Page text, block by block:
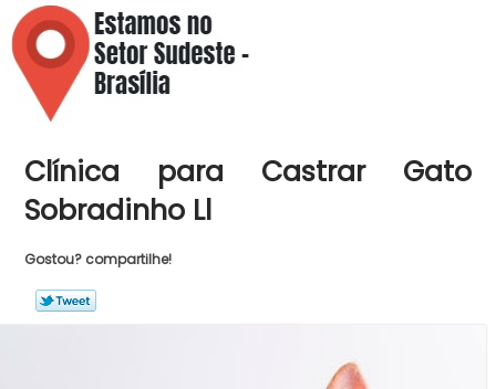
Clínica para Castrar Gato
Sobradinho Ll
Gostou? compartilhe!